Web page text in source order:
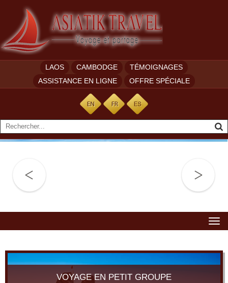
LAOS CAMBODGE
TÉMOIGNAGES
ASSISTANCE EN LIGNE
OFFRE SPÉCIALE
VOYAGE EN PETIT GROUPE